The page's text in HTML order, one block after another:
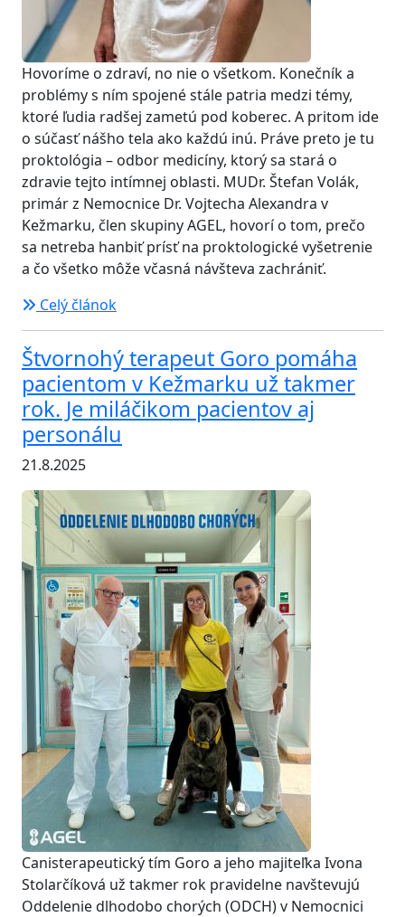
Hovoríme o zdraví, no nie o všetkom. Konečník a
problémy s ním spojené stále patria medzi témy,
ktoré ľudia radšej zametú pod koberec. A pritom ide
o súčasť nášho tela ako každú inú. Práve preto je tu
proktológia – odbor medicíny, ktorý sa stará o
zdravie tejto intímnej oblasti. MUDr. Štefan Volák,
primár z Nemocnice Dr. Vojtecha Alexandra v
Kežmarku, člen skupiny AGEL, hovorí o tom, prečo
sa netreba hanbiť prísť na proktologické vyšetrenie
a čo všetko môže včasná návšteva zachrániť.
Celý článok
Štvornohý terapeut Goro pomáha
pacientom v Kežmarku už takmer
rok. Je miláčikom pacientov aj
personálu
21.8.2025
Canisterapeutický tím Goro a jeho majiteľka Ivona
Stolarčíková už takmer rok pravidelne navštevujú
Oddelenie dlhodobo chorých (ODCH) v Nemocnici